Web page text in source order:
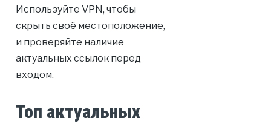
Используйте VPN, чтобы
скрыть своё местоположение,
и проверяйте наличие
актуальных ссылок перед
входом.
Топ актуальных